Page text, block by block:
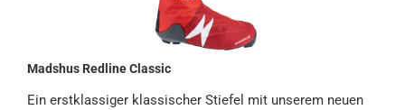
Madshus Redline Classic
Ein erstklassiger klassischer Stiefel mit unserem neuen